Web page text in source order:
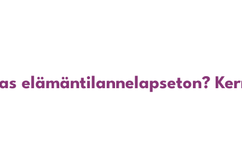
elämäntilannelapseton?